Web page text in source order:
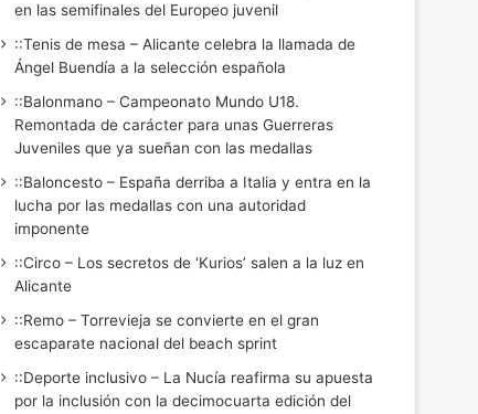
en las semifinales del Europeo juvenil
::Tenis de mesa – Alicante celebra la llamada de
Ángel Buendía a la selección española
::Balonmano – Campeonato Mundo U18.
Remontada de carácter para unas Guerreras
Juveniles que ya sueñan con las medallas
::Baloncesto – España derriba a Italia y entra en la
lucha por las medallas con una autoridad
imponente
::Circo – Los secretos de ‘Kurios’ salen a la luz en
Alicante
::Remo – Torrevieja se convierte en el gran
escaparate nacional del beach sprint
::Deporte inclusivo – La Nucía reafirma su apuesta
por la inclusión con la decimocuarta edición del